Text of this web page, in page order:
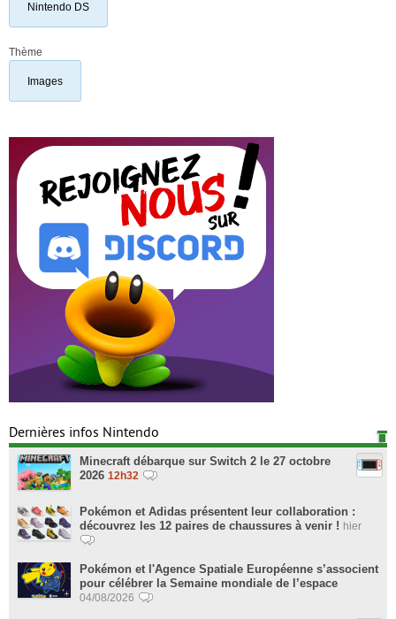
Nintendo DS
Thème
Images
Dernières infos Nintendo
Minecraft débarque sur Switch 2 le 27 octobre
2026 12h32
Pokémon et Adidas présentent leur collaboration :
découvrez les 12 paires de chaussures à venir ! hier
Pokémon et l'Agence Spatiale Européenne s’associent
pour célébrer la Semaine mondiale de l’espace
04/08/2026